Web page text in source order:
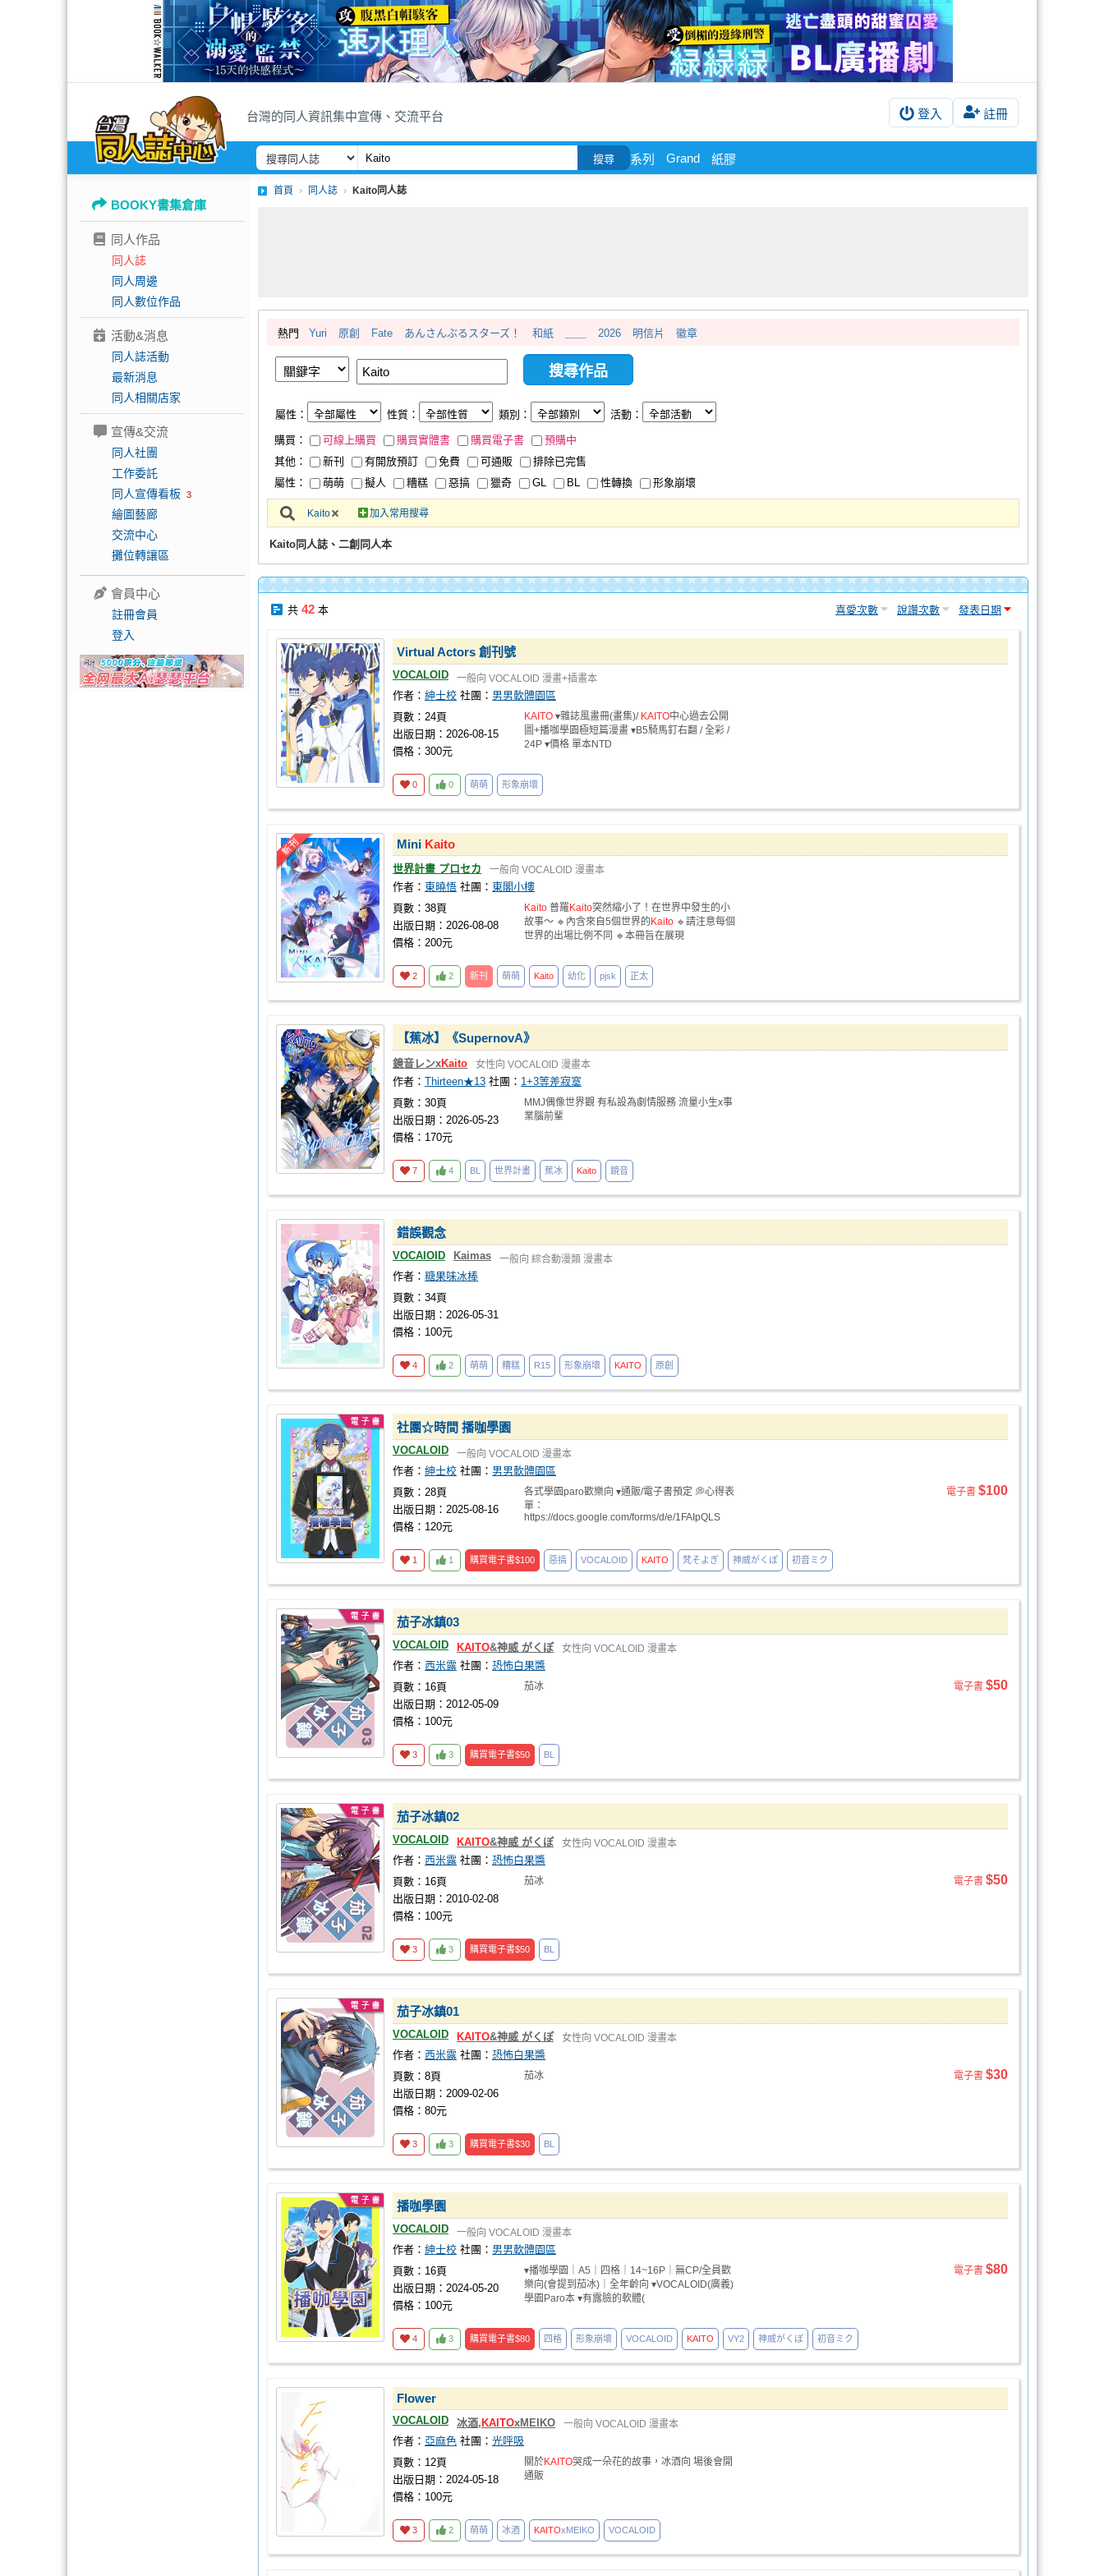
台灣的同人資訊集中宣傳、交流平台 登入 註冊
搜尋 系列 Grand 紙膠
BOOKY書集倉庫
同人作品
同人誌
同人周邊
同人數位作品
活動&消息
同人誌活動
最新消息
同人相關店家
宣傳&交流
同人社團
工作委託
同人宣傳看板 3
繪圖藝廊
交流中心
攤位轉讓區
會員中心
註冊會員
登入
首頁 同人誌 Kaito同人誌
熱門 Yuri 原創 Fate あんさんぶるスターズ！ 和紙 2026 明信片 徽章
屬性： 性質： 類別： 活動：
購買： 可線上購買 購買實體書 購買電子書
預購中
其他：
新刊 有開放預訂 免費 可通販
排除已完售
屬性：
萌萌 擬人 糟糕 惡搞 獵奇 GL BL 性轉換 形象崩壞
Kaito 加入常用搜尋
Kaito同人誌、二創同人本
共 42 本 喜愛次數 說讚次數 發表日期
Virtual Actors 創刊號
VOCALOID 一般向 VOCALOID 漫畫+插畫本
作者： 紳士校 社團： 男男軟體園區
頁數：24頁
出版日期：2026-08-15
價格：300元
KAITO ▾雜誌風畫冊(畫集)/ KAITO中心過去公開
圖+播咖學園極短篇漫畫 ▾B5騎馬釘右翻 / 全彩 /
24P ▾價格 單本NTD
0 0 萌萌 形象崩壞
Mini Kaito
世界計畫 プロセカ 一般向 VOCALOID 漫畫本
作者： 東曉悟 社團： 東閣小樓
頁數：38頁
出版日期：2026-08-08
價格：200元
Kaito 普羅Kaito突然縮小了！在世界中發生的小
故事～ 🔹內含來自5個世界的 Kaito 🔹請注意每個
世界的出場比例不同 🔹本冊旨在展現
2 2 新刊 萌萌 Kaito 幼化 pjsk 正太
【蕉冰】《SupernovA》
鏡音レンxKaito 女性向 VOCALOID 漫畫本
作者： Thirteen★13 社團： 1+3等差寂寞
頁數：30頁
出版日期：2026-05-23
價格：170元
MMJ偶像世界觀 有私設為劇情服務 流量小生x事
業腦前輩
7 4 BL 世界計畫 蕉冰 Kaito 鏡音
錯誤觀念
VOCAIOID Kaimas 一般向 綜合動漫類 漫畫本
作者： 糖果味冰棒
頁數：34頁
出版日期：2026-05-31
價格：100元
4 2 萌萌 糟糕 R15 形象崩壞 KAITO 原創
社團☆時間 播咖學園
VOCALOID 一般向 VOCALOID 漫畫本
作者： 紳士校 社團： 男男軟體園區
頁數：28頁
出版日期：2025-08-16
價格：120元
各式學園paro歡樂向 ▾通販/電子書預定 💭心得表
單：
https://docs.google.com/forms/d/e/1FAIpQLS
電子書 $100
1 1 購買電子書$100 惡搞 VOCALOID KAITO 梵そよぎ 神威がくぽ 初音ミク
茄子冰鎮03
VOCALOID KAITO&神威 がくぽ 女性向 VOCALOID 漫畫本
作者： 西米露 社團： 恐怖白果醬
頁數：16頁
出版日期：2012-05-09
價格：100元
茄冰 電子書 $50
3 3 購買電子書$50 BL
茄子冰鎮02
VOCALOID KAITO&神威 がくぽ 女性向 VOCALOID 漫畫本
作者： 西米露 社團： 恐怖白果醬
頁數：16頁
出版日期：2010-02-08
價格：100元
茄冰 電子書 $50
3 3 購買電子書$50 BL
茄子冰鎮01
VOCALOID KAITO&神威 がくぽ 女性向 VOCALOID 漫畫本
作者： 西米露 社團： 恐怖白果醬
頁數：8頁
出版日期：2009-02-06
價格：80元
茄冰 電子書 $30
3 3 購買電子書$30 BL
播咖學園
VOCALOID 一般向 VOCALOID 漫畫本
作者： 紳士校 社團： 男男軟體園區
頁數：16頁
出版日期：2024-05-20
價格：100元
▾播咖學園｜A5｜四格｜14~16P｜無CP/全員歡
樂向(會提到茄冰)｜全年齡向 ▾VOCALOID(廣義)
學園Paro本 ▾有露臉的軟體(
電子書 $80
4 3 購買電子書$80 四格 形象崩壞 VOCALOID KAITO VY2 神威がくぽ 初音ミク
Flower
VOCALOID 冰酒, KAITOxMEIKO 一般向 VOCALOID 漫畫本
作者： 亞麻色 社團： 光呼吸
頁數：12頁
出版日期：2024-05-18
價格：100元
關於KAITO哭成一朵花的故事，冰酒向 場後會開
通販
3 2 萌萌 冰酒 KAITOxMEIKO VOCALOID